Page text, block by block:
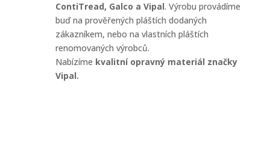
ContiTread, Galco a Vipal. Výrobu provádíme
buď na prověřených pláštích dodaných
zákazníkem, nebo na vlastních pláštích
renomovaných výrobců.
Nabízíme kvalitní opravný materiál značky
Vipal.